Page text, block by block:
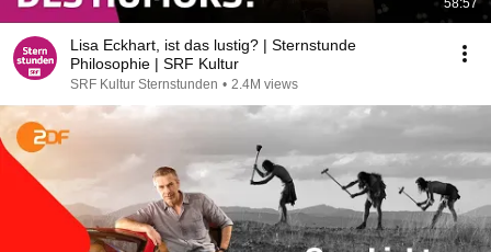
58:57
Lisa Eckhart, ist das lustig? | Sternstunde
Philosophie | SRF Kultur
SRF Kultur Sternstunden • 2.4M views